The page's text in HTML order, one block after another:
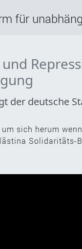
für
der deutsche
sich herum
Solidaritäts-